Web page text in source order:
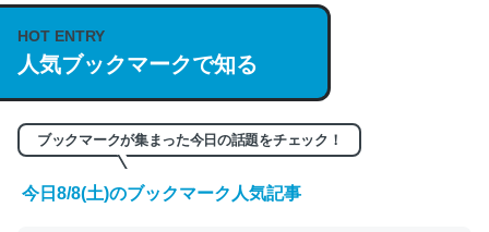
https://isobe324649.hatenablog.com/entry/2023/03/27
/064121
─GPTの仕組みと限界についての考察（１） - conceptualization
HOT ENTRY
人気ブックマークで知る
ブックマークが集まった今日の話題をチェック！
今日8/8(土)のブックマーク人気記事